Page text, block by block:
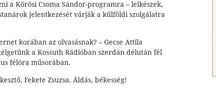
a Kőrösi Csoma Sándor-programra – lelkészek,
jelentkezését várják a külföldi szolgálatra
korában az olvasásnak? – Gecse Attila
a Kossuth Rádióban szerdán délután fél
félóra műsorában.
Fekete Zsuzsa. Áldás, békesség!